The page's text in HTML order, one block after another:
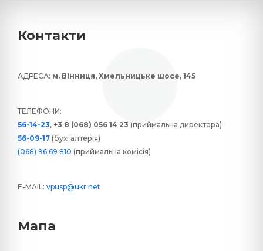
Контакти
АДРЕСА: м. Вінниця, Хмельницьке шосе, 145
ТЕЛЕФОНИ:
56-14-23, +3 8 (068) 056 14 23 (приймальна директора)
56-09-17 (бухгалтерія)
(068) 96 69 810 (приймальна комісія)
E-MAIL: vpusp@ukr.net
Мапа